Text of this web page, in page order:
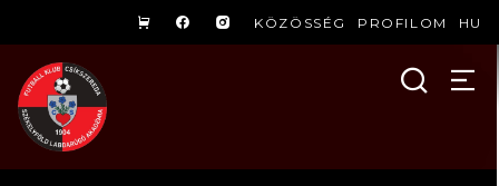
KÖZÖSSÉG PROFILOM HU